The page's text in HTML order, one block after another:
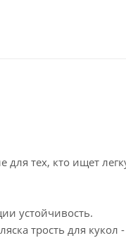
для тех, кто ищет
устойчивость.
трость для